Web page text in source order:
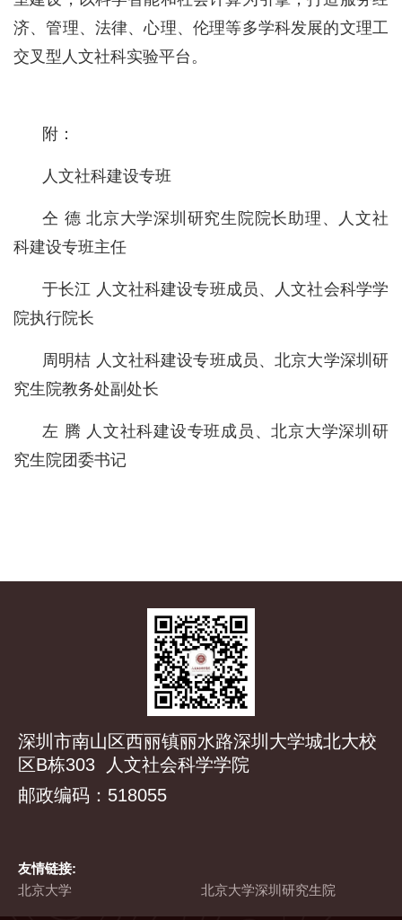
济、管理、法律、心理、伦理等多学科发展的文理工
交叉型人文社科实验平台。
附：
人文社科建设专班
仝 德 北京大学深圳研究生院院长助理、人文社
科建设专班主任
于长江 人文社科建设专班成员、人文社会科学学
院执行院长
周明桔 人文社科建设专班成员、北京大学深圳研
究生院教务处副处长
左 腾 人文社科建设专班成员、北京大学深圳研
究生院团委书记
深圳市南山区西丽镇丽水路深圳大学城北大校
区B栋303 人文社会科学学院
邮政编码：518055
友情链接:
北京大学
北京大学深圳研究生院